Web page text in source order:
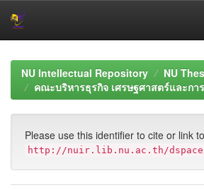
navigationNU Intellectual Repository
NU
คณะบริหารธุรกิจ เศรษฐศาสตร์และกา
Please use this identifier to cite or link
http://nuir.lib.nu.ac.th/dspace/